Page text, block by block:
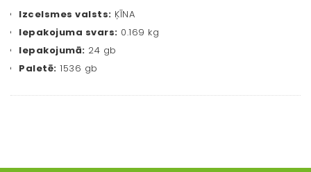
Izcelsmes valsts: ĶĪNA
Iepakojuma svars: 0.169 kg
Iepakojumā: 24 gb
Paletē: 1536 gb